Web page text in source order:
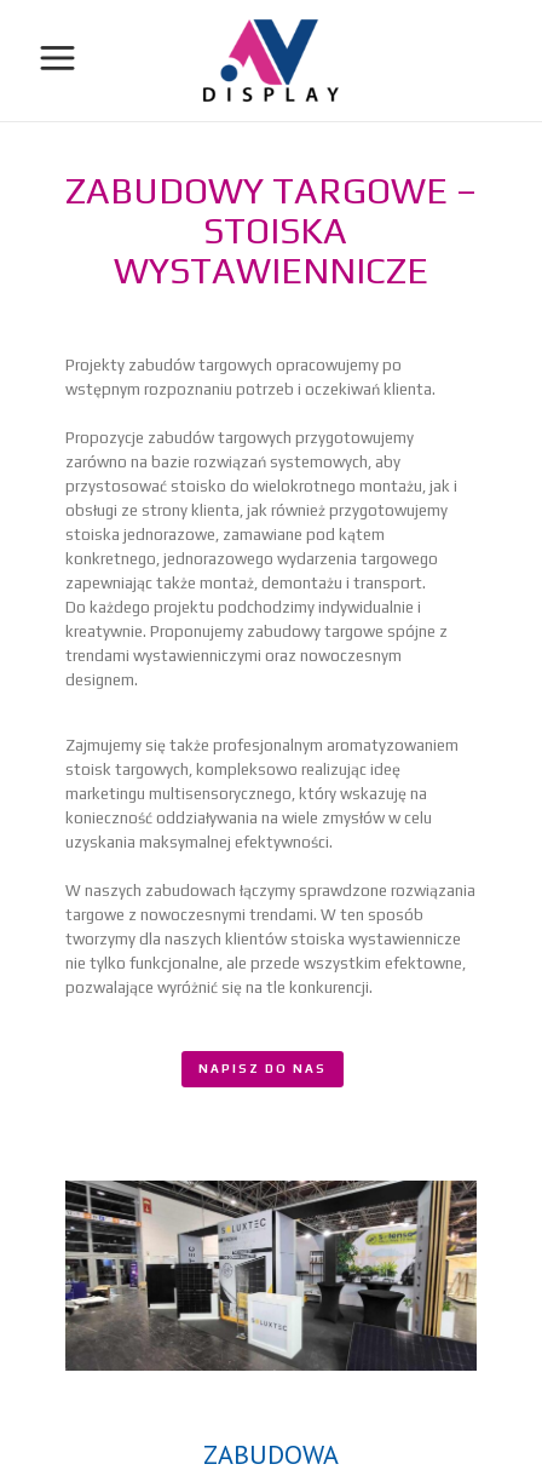
ZABUDOWY TARGOWE –
STOISKA
WYSTAWIENNICZE
Projekty zabudów targowych opracowujemy po
wstępnym rozpoznaniu potrzeb i oczekiwań klienta.
Propozycje zabudów targowych przygotowujemy
zarówno na bazie rozwiązań systemowych, aby
przystosować stoisko do wielokrotnego montażu, jak i
obsługi ze strony klienta, jak również przygotowujemy
stoiska jednorazowe, zamawiane pod kątem
konkretnego, jednorazowego wydarzenia targowego
zapewniając także montaż, demontażu i transport.
Do każdego projektu podchodzimy indywidualnie i
kreatywnie. Proponujemy zabudowy targowe spójne z
trendami wystawienniczymi oraz nowoczesnym
designem.
Zajmujemy się także profesjonalnym aromatyzowaniem
stoisk targowych, kompleksowo realizując ideę
marketingu multisensorycznego, który wskazuję na
konieczność oddziaływania na wiele zmysłów w celu
uzyskania maksymalnej efektywności.
W naszych zabudowach łączymy sprawdzone rozwiązania
targowe z nowoczesnymi trendami. W ten sposób
tworzymy dla naszych klientów stoiska wystawiennicze
nie tylko funkcjonalne, ale przede wszystkim efektowne,
pozwalające wyróżnić się na tle konkurencji.
NAPISZ DO NAS
ZABUDOWA